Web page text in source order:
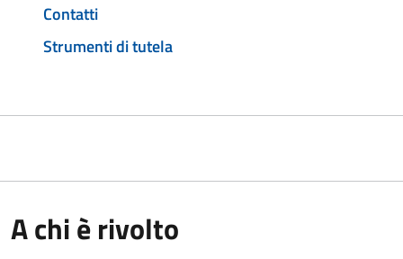
Contatti
Strumenti di tutela
A chi è rivolto